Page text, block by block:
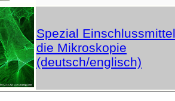
Spezial
die Mikroskopie
(deutsch/englisch)